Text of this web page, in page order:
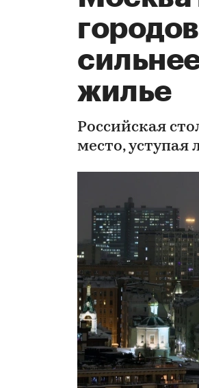
жилье
Российская
место, уступая